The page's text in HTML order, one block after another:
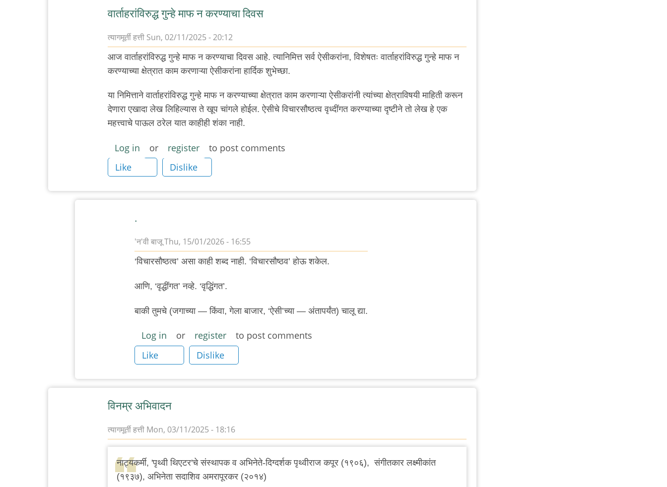
वार्ताहरांविरुद्ध गुन्हे माफ न करण्याचा दिवस
त्यागमूर्ती हत्ती Sun, 02/11/2025 - 20:12
आज वार्ताहरांविरुद्ध गुन्हे माफ न करण्याचा दिवस आहे. त्यानिमित्त सर्व ऐसीकरांना, विशेषतः वार्ताहरांविरुद्ध गुन्हे माफ न
करण्याच्या क्षेत्रात काम करणाऱ्या ऐसीकरांना हार्दिक शुभेच्छा.
या निमित्ताने वार्ताहरांविरुद्ध गुन्हे माफ न करण्याच्या क्षेत्रात काम करणाऱ्या ऐसीकरांनी त्यांच्या क्षेत्राविषयी माहिती करून
देणारा एखादा लेख लिहिल्यास ते खूप चांगले होईल. ऐसीचे विचारसौष्ठत्व वृध्दींगत करण्याच्या दृष्टीने तो लेख हे एक
महत्त्वाचे पाऊल ठरेल यात काहीही शंका नाही.
Log in or register
to post comments
Like
Dislike
.
'न'वी बाजूThu, 15/01/2026 - 16:55
In
to
गुन्हे
करण्याचा
दिवस
by
हत्ती
‘विचारसौष्ठत्व’ असा काही शब्द नाही. ‘विचारसौष्ठव’ होऊ शकेल.
आणि, ‘वृद्धींगत’ नव्हे. ‘वृद्धिंगत’.
बाकी तुमचे (जगाच्या — किंवा, गेला बाजार, ‘ऐसी’च्या — अंतापर्यंत) चालू द्या.
Log in or register
to post comments
Like
Dislike
विनम्र अभिवादन
त्यागमूर्ती हत्ती Mon, 03/11/2025 - 18:16
नाट्यकर्मी, 'पृथ्वी थिएटर'चे संस्थापक व अभिनेते-दिग्दर्शक पृथ्वीराज कपूर (१९०६), संगीतकार लक्ष्मीकांत
(१९३७), अभिनेता सदाशिव अमरापूरकर (२०१४)